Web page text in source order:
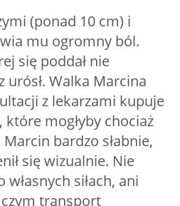
(ponad 10 cm) i
mu ogromny ból.
się poddał nie
urósł. Walka Marcina
z lekarzami kupuje
mogłyby chociaż
bardzo słabnie,
się wizualnie. Nie
siłach, ani
transport